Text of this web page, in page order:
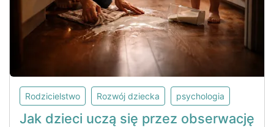
Rodzicielstwo Rozwój dziecka psychologia
Jak dzieci uczą się przez obserwację